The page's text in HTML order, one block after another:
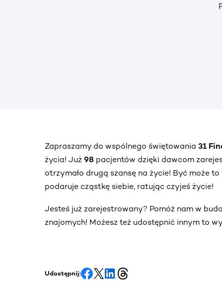
Zapraszamy do wspólnego świętowania 31
życia! Już 98 pacjentów dzięki dawcom
otrzymało drugą szansę na życie! Być może
podaruje cząstkę siebie, ratując czyjeś życie!
Jesteś już zarejestrowany? Pomóż nam w
znajomych! Możesz też udostępnić innym to
Udostępnij: